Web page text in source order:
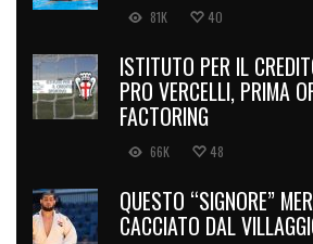
81K 40
ISTITUTO PER IL
PRO VERCELLI, PRIMA
FACTORING
66K 48
QUESTO “SIGNORE”
CACCIATO DAL